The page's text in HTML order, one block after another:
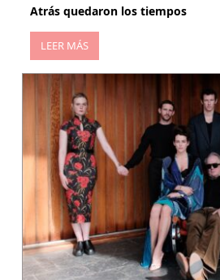
Atrás quedaron los tiempos
LEER MÁS